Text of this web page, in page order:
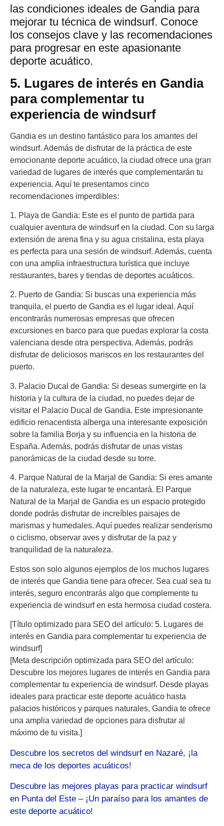
las condiciones ideales de Gandia para
mejorar tu técnica de windsurf. Conoce
los consejos clave y las recomendaciones
para progresar en este apasionante
deporte acuático.
5. Lugares de interés en Gandia
para complementar tu
experiencia de windsurf
Gandia es un destino fantástico para los amantes del
windsurf. Además de disfrutar de la práctica de este
emocionante deporte acuático, la ciudad ofrece una gran
variedad de lugares de interés que complementarán tu
experiencia. Aquí te presentamos cinco
recomendaciones imperdibles:
1. Playa de Gandia: Este es el punto de partida para
cualquier aventura de windsurf en la ciudad. Con su larga
extensión de arena fina y su agua cristalina, esta playa
es perfecta para una sesión de windsurf. Además, cuenta
con una amplia infraestructura turística que incluye
restaurantes, bares y tiendas de deportes acuáticos.
2. Puerto de Gandia: Si buscas una experiencia más
tranquila, el puerto de Gandia es el lugar ideal. Aquí
encontrarás numerosas empresas que ofrecen
excursiones en barco para que puedas explorar la costa
valenciana desde otra perspectiva. Además, podrás
disfrutar de deliciosos mariscos en los restaurantes del
puerto.
3. Palacio Ducal de Gandia: Si deseas sumergirte en la
historia y la cultura de la ciudad, no puedes dejar de
visitar el Palacio Ducal de Gandia. Este impresionante
edificio renacentista alberga una interesante exposición
sobre la familia Borja y su influencia en la historia de
España. Además, podrás disfrutar de unas vistas
panorámicas de la ciudad desde su torre.
4. Parque Natural de la Marjal de Gandia: Si eres amante
de la naturaleza, este lugar te encantará. El Parque
Natural de la Marjal de Gandia es un espacio protegido
donde podrás disfrutar de increíbles paisajes de
marismas y humedales. Aquí puedes realizar senderismo
o ciclismo, observar aves y disfrutar de la paz y
tranquilidad de la naturaleza.
Estos son solo algunos ejemplos de los muchos lugares
de interés que Gandia tiene para ofrecer. Sea cual sea tu
interés, seguro encontrarás algo que complemente tu
experiencia de windsurf en esta hermosa ciudad costera.
[Título optimizado para SEO del artículo: 5. Lugares de
interés en Gandia para complementar tu experiencia de
windsurf]
[Meta descripción optimizada para SEO del artículo:
Descubre los mejores lugares de interés en Gandia para
complementar tu experiencia de windsurf. Desde playas
ideales para practicar este deporte acuático hasta
palacios históricos y parques naturales, Gandia te ofrece
una amplia variedad de opciones para disfrutar al
máximo de tu visita.]
Descubre los secretos del windsurf en Nazaré, ¡la
meca de los deportes acuáticos!
Descubre las mejores playas para practicar windsurf
en Punta del Este – ¡Un paraíso para los amantes de
este deporte acuático!